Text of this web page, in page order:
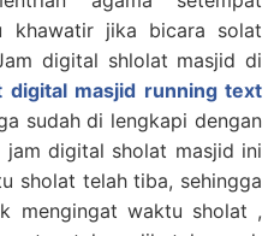
khawatir jika bicara solat
digital shlolat masjid di
digital masjid running text
sudah di lengkapi dengan
jam digital sholat masjid ini
sholat telah tiba, sehingga
mengingat waktu sholat ,